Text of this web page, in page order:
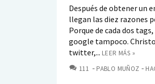
Después de obtener un
llegan las diez razones
Porque de cada dos
google tampoco.
twitter,... LEER MÁS »
111 COMENTARIOS
PABLO MUÑOZ